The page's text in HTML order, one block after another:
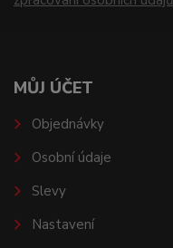
MŮJ ÚČET
Objednávky
Osobní údaje
Slevy
Nastavení